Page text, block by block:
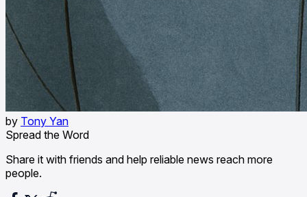
by Tony Yan
Spread the Word
Share it with friends and help reliable news reach more
people.